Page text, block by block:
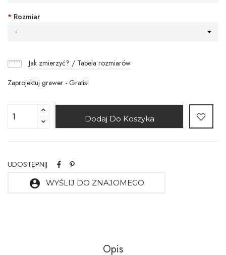
* Rozmiar
-
Jak zmierzyć? / Tabela rozmiarów
Zaprojektuj grawer - Gratis!
Dodaj Do Koszyka
UDOSTĘPNIJ
account_circle WYŚLIJ DO ZNAJOMEGO
Opis